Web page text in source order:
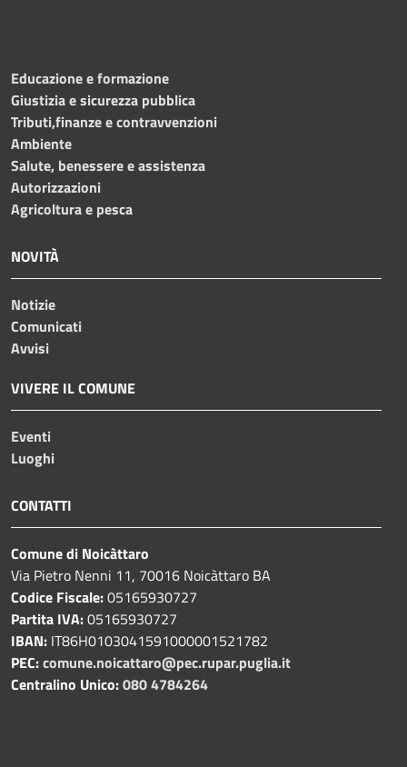
Educazione e formazione
Giustizia e sicurezza pubblica
Tributi,finanze e contravvenzioni
Ambiente
Salute, benessere e assistenza
Autorizzazioni
Agricoltura e pesca
NOVITÀ
Notizie
Comunicati
Avvisi
VIVERE IL COMUNE
Eventi
Luoghi
CONTATTI
Comune di Noicàttaro
Via Pietro Nenni 11, 70016 Noicàttaro BA
Codice Fiscale:05165930727
Partita IVA:05165930727
IBAN: IT86H0103041591000001521782
PEC:comune.noicattaro@pec.rupar.puglia.it
Centralino Unico:080 4784264